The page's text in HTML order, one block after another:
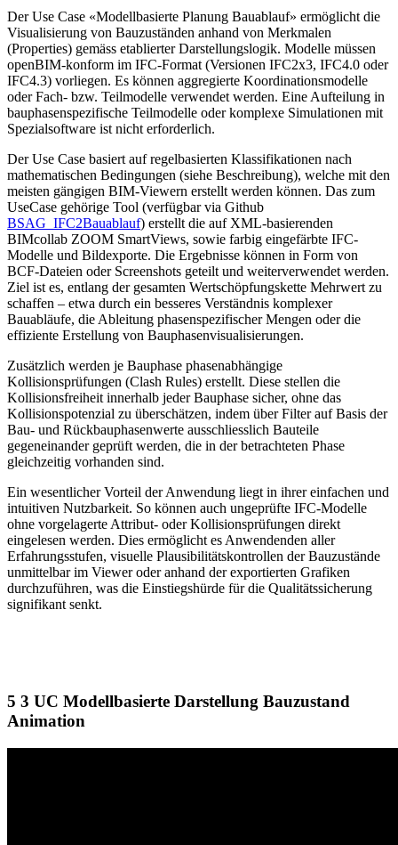
Der Use Case «Modellbasierte Planung Bauablauf» ermöglicht die
Visualisierung von Bauzuständen anhand von Merkmalen
(Properties) gemäss etablierter Darstellungslogik. Modelle müssen
openBIM-konform im IFC-Format (Versionen IFC2x3, IFC4.0 oder
IFC4.3) vorliegen. Es können aggregierte Koordinationsmodelle
oder Fach- bzw. Teilmodelle verwendet werden. Eine Aufteilung in
bauphasenspezifische Teilmodelle oder komplexe Simulationen mit
Spezialsoftware ist nicht erforderlich.
Der Use Case basiert auf regelbasierten Klassifikationen nach
mathematischen Bedingungen (siehe Beschreibung), welche mit den
meisten gängigen BIM-Viewern erstellt werden können. Das zum
UseCase gehörige Tool (verfügbar via Github
BSAG_IFC2Bauablauf) erstellt die auf XML-basierenden
BIMcollab ZOOM SmartViews, sowie farbig eingefärbte IFC-
Modelle und Bildexporte. Die Ergebnisse können in Form von
BCF-Dateien oder Screenshots geteilt und weiterverwendet werden.
Ziel ist es, entlang der gesamten Wertschöpfungskette Mehrwert zu
schaffen – etwa durch ein besseres Verständnis komplexer
Bauabläufe, die Ableitung phasenspezifischer Mengen oder die
effiziente Erstellung von Bauphasenvisualisierungen.
Zusätzlich werden je Bauphase phasenabhängige
Kollisionsprüfungen (Clash Rules) erstellt. Diese stellen die
Kollisionsfreiheit innerhalb jeder Bauphase sicher, ohne das
Kollisionspotenzial zu überschätzen, indem über Filter auf Basis der
Bau- und Rückbauphasenwerte ausschliesslich Bauteile
gegeneinander geprüft werden, die in der betrachteten Phase
gleichzeitig vorhanden sind.
Ein wesentlicher Vorteil der Anwendung liegt in ihrer einfachen und
intuitiven Nutzbarkeit. So können auch ungeprüfte IFC-Modelle
ohne vorgelagerte Attribut- oder Kollisionsprüfungen direkt
eingelesen werden. Dies ermöglicht es Anwendenden aller
Erfahrungsstufen, visuelle Plausibilitätskontrollen der Bauzustände
unmittelbar im Viewer oder anhand der exportierten Grafiken
durchzuführen, was die Einstiegshürde für die Qualitätssicherung
signifikant senkt.
5 3 UC Modellbasierte Darstellung Bauzustand
Animation